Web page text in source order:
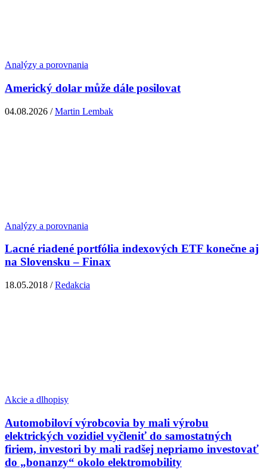
Analýzy a porovnania
Americký dolar může dále posilovat
04.08.2026 /Martin Lembak
Analýzy a porovnania
Lacné riadené portfólia indexových ETF konečne aj
na Slovensku – Finax
18.05.2018 /Redakcia
Akcie a dlhopisy
Automobiloví výrobcovia by mali výrobu
elektrických vozidiel vyčleniť do samostatných
firiem, investori by mali radšej nepriamo investovať
do „bonanzy“ okolo elektromobility